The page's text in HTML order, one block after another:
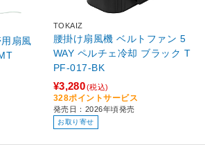
扇風
MT
TOKAIZ
腰掛け扇風機 ベルトファン 5
WAY ペルチェ冷却 ブラック T
PF-017-BK
¥3,280(税込)
328ポイントサービス
発売日：2026年頃発売
お取り寄せ